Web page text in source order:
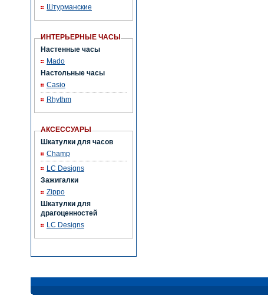
Штурманские
ИНТЕРЬЕРНЫЕ ЧАСЫ
Настенные часы
Mado
Настольные часы
Casio
Rhythm
АКСЕССУАРЫ
Шкатулки для часов
Champ
LC Designs
Зажигалки
Zippo
Шкатулки для
драгоценностей
LC Designs